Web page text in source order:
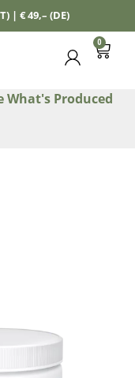
| € 49,– (DE)
0
What's Produced